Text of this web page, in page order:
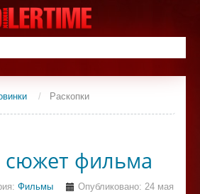
/ Раскопки
сюжет фильма
Фильмы
Опубликовано: 24 мая